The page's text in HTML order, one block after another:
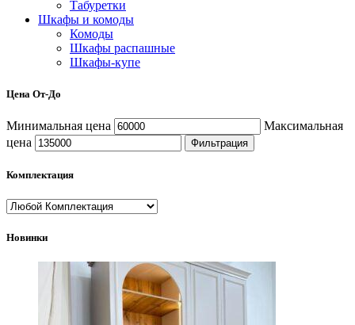
Табуретки
Шкафы и комоды
Комоды
Шкафы распашные
Шкафы-купе
Цена От-До
Минимальная цена
Максимальная
цена
Фильтрация
Комплектация
Новинки